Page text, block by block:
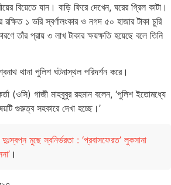
বিয়েতে যান। বাড়ি ফিরে দেখেন, ঘরের গ্রিল কাটা।
১ ভরি স্বর্ণালংকার ও নগদ ৫০ হাজার টাকা চুরি
তাঁর প্রায় ৩ লাখ টাকার ক্ষয়ক্ষতি হয়েছে বলে তিনি
থানা পুলিশ ঘটনাস্থল পরিদর্শন করে।
(ওসি) গাজী মাহবুবুর রহমান বলেন, ‘পুলিশ ইতোমধ্যে
গুরুত্ব সহকারে দেখা হচ্ছে।’
দুঃস্বপ্ন মুছে স্বনির্ভরতা : ‘প্রবাসফেরত’ লুকসানা
।